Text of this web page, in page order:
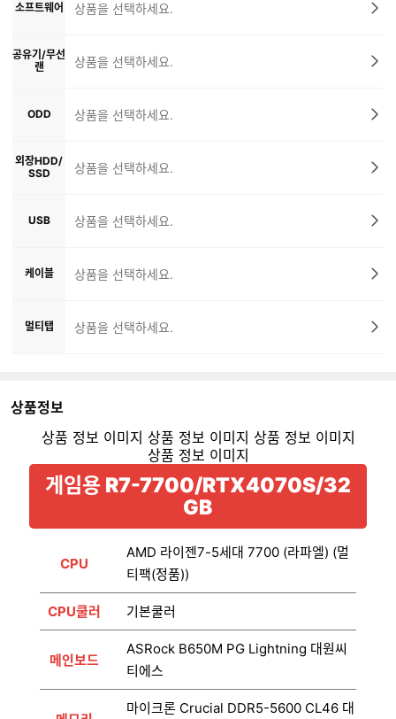
소프트웨어 상품을 선택하세요.
공유기/무선
랜
상품을 선택하세요.
ODD 상품을 선택하세요.
외장HDD/
SSD
상품을 선택하세요.
USB 상품을 선택하세요.
케이블 상품을 선택하세요.
멀티탭 상품을 선택하세요.
상품정보
게임용 R7-7700/RTX4070S/32
GB
CPU
AMD 라이젠7-5세대 7700 (라파엘) (멀
티팩(정품))
CPU쿨러 기본쿨러
메인보드
ASRock B650M PG Lightning 대원씨
티에스
마이크론 Crucial DDR5-5600 CL46 대